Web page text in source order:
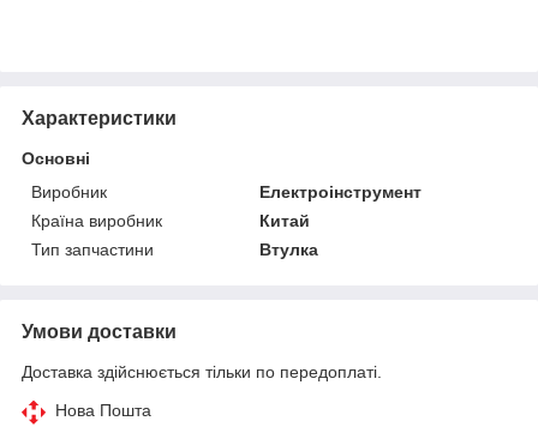
Характеристики
Основні
Виробник
Електроінструмент
Країна виробник
Китай
Тип запчастини
Втулка
Умови доставки
Доставка здійснюється тільки по передоплаті.
Нова Пошта